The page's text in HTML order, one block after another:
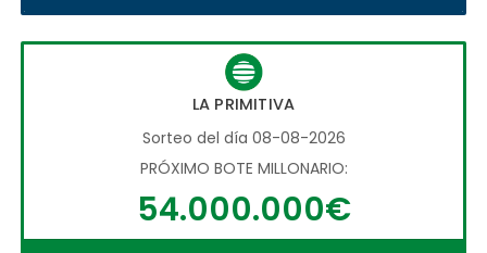
LA PRIMITIVA
Sorteo del día 08-08-2026
PRÓXIMO BOTE MILLONARIO:
54.000.000€